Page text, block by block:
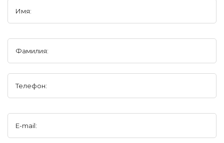
Имя:
Фамилия:
Телефон:
E-mail: